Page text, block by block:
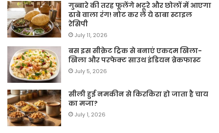
गुब्बारे की तरह फूलेंगे भटूरे और छोलों में आएगा
ढाबे वाला रंग! नोट कर लें ये ढाबा स्टाइल
रेसिपी
July 11, 2026
बस इस सीक्रेट ट्रिक से बनाएं एकदम खिला-
खिला और परफेक्ट साउथ इंडियन ब्रेकफास्ट
July 5, 2026
सीली हुई नमकीन से किरकिरा हो जाता है चाय
का मजा?
July 1, 2026